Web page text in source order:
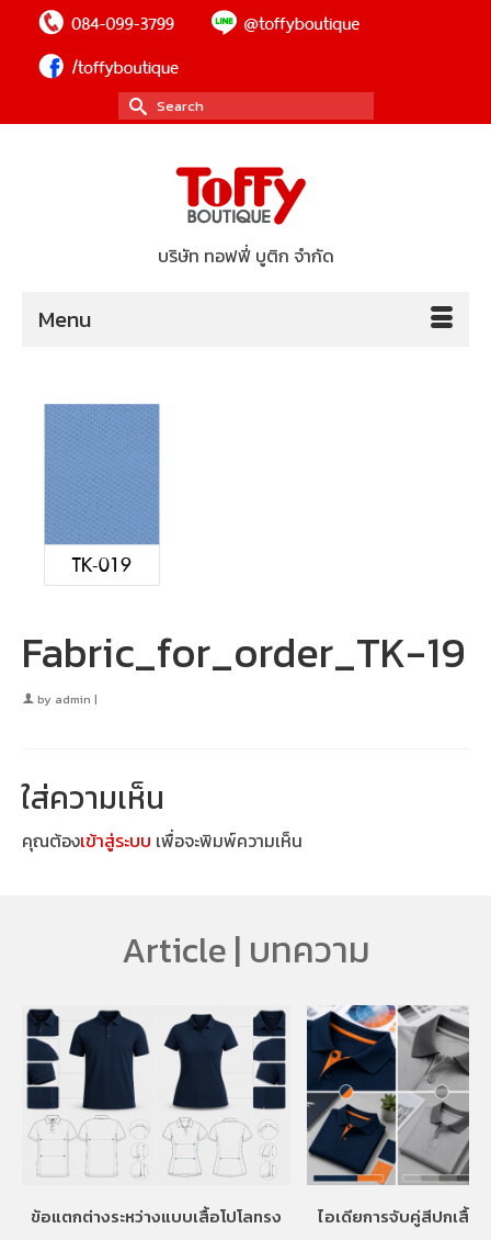
Search
for:
บริษัท ทอฟฟี่ บูติก จำกัด
Menu
Fabric_for_order_TK-19
by admin |
ใส่ความเห็น
คุณต้องเข้าสู่ระบบ เพื่อจะพิมพ์ความเห็น
Article | บทความ
ข้อแตกต่างระหว่างแบบเสื้อโปโลทรง
ไอเดียการจับคู่สีปกเสื้อ